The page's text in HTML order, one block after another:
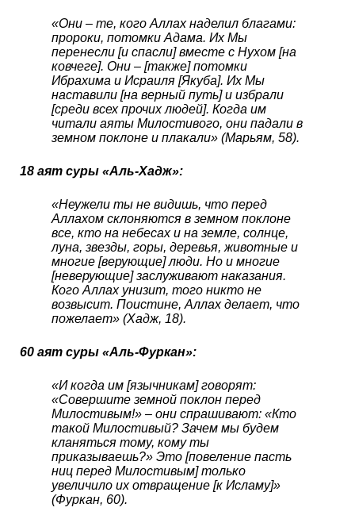
«Они – те, кого Аллах наделил благами:
пророки, потомки Адама. Их Мы
перенесли [и спасли] вместе с Нухом [на
ковчеге]. Они – [также] потомки
Ибрахима и Исраиля [Якуба]. Их Мы
наставили [на верный путь] и избрали
[среди всех прочих людей]. Когда им
читали аяты Милостивого, они падали в
земном поклоне и плакали» (Марьям, 58).
18 аят суры «Аль-Хадж»:
«Неужели ты не видишь, что перед
Аллахом склоняются в земном поклоне
все, кто на небесах и на земле, солнце,
луна, звезды, горы, деревья, животные и
многие [верующие] люди. Но и многие
[неверующие] заслуживают наказания.
Кого Аллах унизит, того никто не
возвысит. Поистине, Аллах делает, что
пожелает» (Хадж, 18).
60 аят суры «Аль-Фуркан»:
«И когда им [язычникам] говорят:
«Совершите земной поклон перед
Милостивым!» – они спрашивают: «Кто
такой Милостивый? Зачем мы будем
кланяться тому, кому ты
приказываешь?» Это [повеление пасть
ниц перед Милостивым] только
увеличило их отвращение [к Исламу]»
(Фуркан, 60).